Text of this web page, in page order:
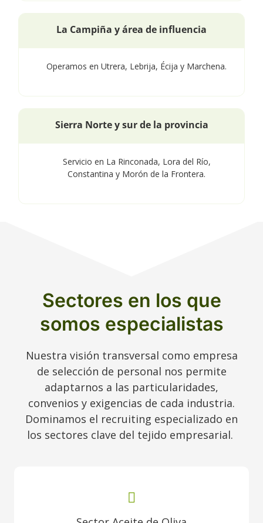
La Campiña y área de influencia
Operamos en Utrera, Lebrija, Écija y Marchena.
Sierra Norte y sur de la provincia
Servicio en La Rinconada, Lora del Río,
Constantina y Morón de la Frontera.
Sectores en los que
somos especialistas
Nuestra visión transversal como empresa
de selección de personal nos permite
adaptarnos a las particularidades,
convenios y exigencias de cada industria.
Dominamos el recruiting especializado en
los sectores clave del tejido empresarial.